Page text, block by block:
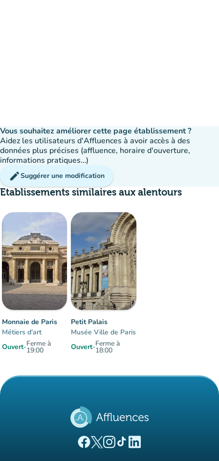
Vous souhaitez améliorer cette page établissement ?
Aidez les utilisateurs d'Affluences à avoir accès à des
données plus précises (affluence, horaire d'ouverture,
informations pratiques…)
editSuggérer une modification
Etablissements similaires aux alentours
Monnaie de Paris
Métiers d'art
Ouvert-Ferme à
19:00
Petit Palais
Musée Ville de Paris
Ouvert-Ferme à
18:00
Affluence:
(nouvel onglet)
(nouvel onglet)
(nouvel onglet)
(nouvel onglet)